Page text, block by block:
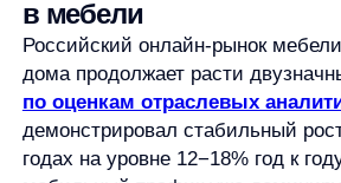
e‑commerce — значит, удобство
критично. Исследования Baymard
показывают, что более половины
интернет‑магазинов не справляются с
сценариями поиска (синонимы,
запросы), что напрямую «бьёт» по
Персональные рекомендации, по
бенчмаркам, стабильно дают 5−15%